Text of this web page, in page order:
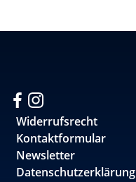
Widerrufsrecht
Kontaktformular
Newsletter
Datenschutzerklärung